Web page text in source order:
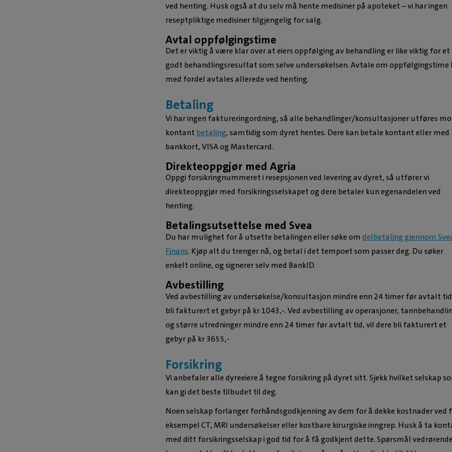
ved henting. Husk også at du selv må hente medisiner på apoteket – vi har ingen
reseptpliktige medisiner tilgjengelig for salg.
Avtal oppfølgingstime
Det er viktig å være klar over at eiers oppfølging av behandling er like viktig for et
godt behandlingsresultat som selve undersøkelsen. Avtale om oppfølgingstime
med fordel avtales allerede ved henting.
Betaling
Vi har ingen faktureringordning, så alle behandlinger/konsultasjoner utføres
kontant betaling, samtidig som dyret hentes. Dere kan betale kontant eller med
bankkort, VISA og Mastercard.
Direkteoppgjør med Agria
Oppgi forsikringnummeret i resepsjonen ved levering av dyret, så utfører vi
direkteoppgjør med forsikringsselskapet og dere betaler kun egenandelen ved
henting.
Betalingsutsettelse med Svea
Du har mulighet for å utsette betalingen eller søke om delbetaling gjennom
Finans. Kjøp alt du trenger nå, og betal i det tempoet som passer deg. Du søker
enkelt online, og signerer selv med BankID.
Avbestilling
Ved avbestilling av undersøkelse/konsultasjon mindre enn 24 timer før avtalt
bli fakturert et gebyr på kr 1043,-. Ved avbestilling av operasjoner,
og større utredninger mindre enn 24 timer før avtalt tid, vil dere bli fakturert et
gebyr på kr 3655,-
Forsikring
Vi anbefaler alle dyreeiere å tegne forsikring på dyret sitt. Sjekk hvilket selskap
kan gi det beste tilbudet til deg.
Noen selskap forlanger forhåndsgodkjenning av dem for å dekke kostnader ved
eksempel CT, MRI undersøkelser eller kostbare kirurgiske inngrep. Husk å ta
med ditt forsikringsselskap i god tid for å få godkjent dette. Spørsmål vedrørende